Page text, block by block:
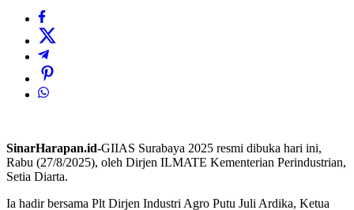
SinarHarapan.id-GIIAS Surabaya 2025 resmi dibuka hari ini,
Rabu (27/8/2025), oleh Dirjen ILMATE Kementerian Perindustrian,
Setia Diarta.
Ia hadir bersama Plt Dirjen Industri Agro Putu Juli Ardika, Ketua